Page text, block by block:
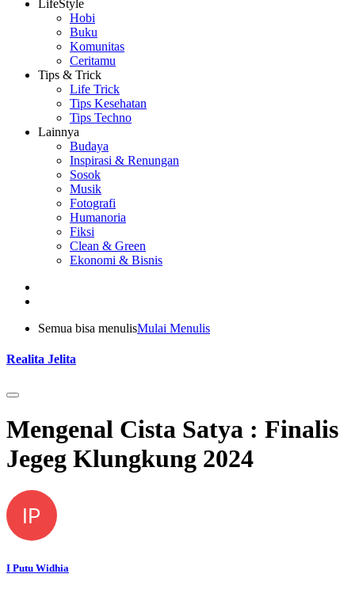
LifeStyle
Hobi
Buku
Komunitas
Ceritamu
Tips & Trick
Life Trick
Tips Kesehatan
Tips Techno
Lainnya
Budaya
Inspirasi & Renungan
Sosok
Musik
Fotografi
Humanoria
Fiksi
Clean & Green
Ekonomi & Bisnis
Semua bisa menulisMulai Menulis
Realita Jelita
Mengenal Cista Satya : Finalis
Jegeg Klungkung 2024
IP
I Putu Widhia